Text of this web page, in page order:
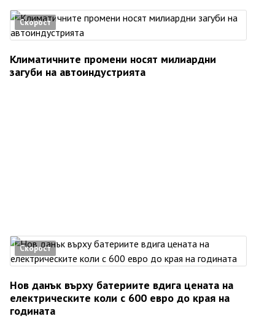
Скорост
Климатичните промени носят милиардни
загуби на автоиндустрията
Скорост
Нов данък върху батериите вдига цената на
електрическите коли с 600 евро до края на
годината